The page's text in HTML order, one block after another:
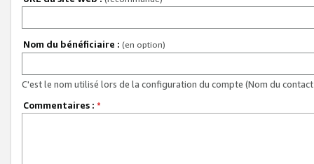
Nom du bénéficiaire : (en option)
C'est le nom utilisé lors de la configuration du compte (Nom du
Commentaires : *